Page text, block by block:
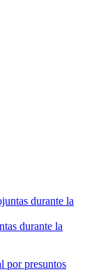
durante la